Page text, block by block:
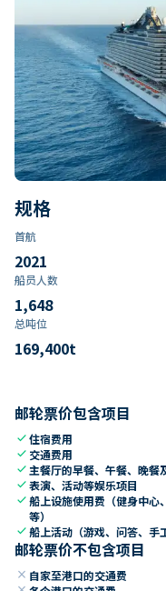
规格
首航
2021
船员人数
1,648
总吨位
169,400t
邮轮票价包含项目
check住宿费用
check 交通费用
check 主餐厅的早餐、午餐、晚餐
check表演、活动等娱乐项目
check船上设施使用费（健身中心
等）
check船上活动（游戏、问答、手
邮轮票价不包含项目
close 自家至港口的交通费